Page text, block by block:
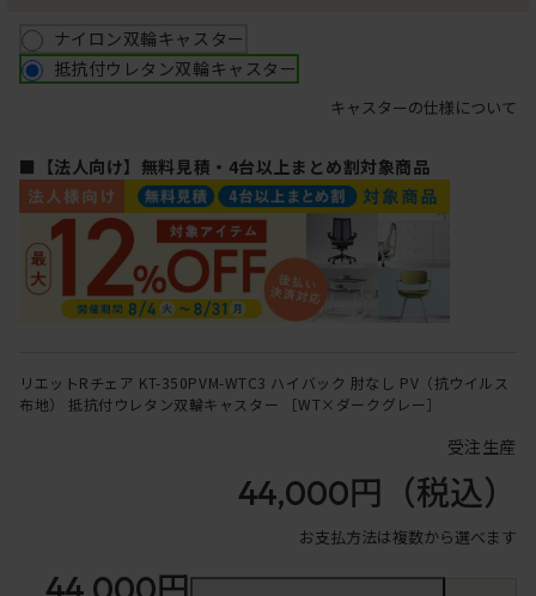
ナイロン双輪キャスター
抵抗付ウレタン双輪キャスター
キャスターの仕様について
■【法人向け】無料見積・4台以上まとめ割対象商品
リエットRチェア KT-350PVM-WTC3 ハイバック 肘なし PV（抗ウイルス
布地） 抵抗付ウレタン双輪キャスター ［WT×ダークグレー］
受注生産
44,000円 （税込）
お支払方法は複数から選べます